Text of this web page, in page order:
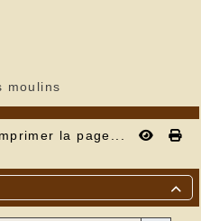
moulins
la page...
